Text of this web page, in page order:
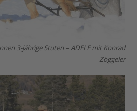
3-jährige Stuten – ADELE mit Konrad
Zöggeler